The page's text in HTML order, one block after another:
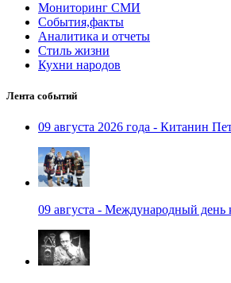
Мониторинг СМИ
События,факты
Аналитика и отчеты
Стиль жизни
Кухни народов
Лента событий
09 августа 2026 года - Китанин
09 августа - Международный день